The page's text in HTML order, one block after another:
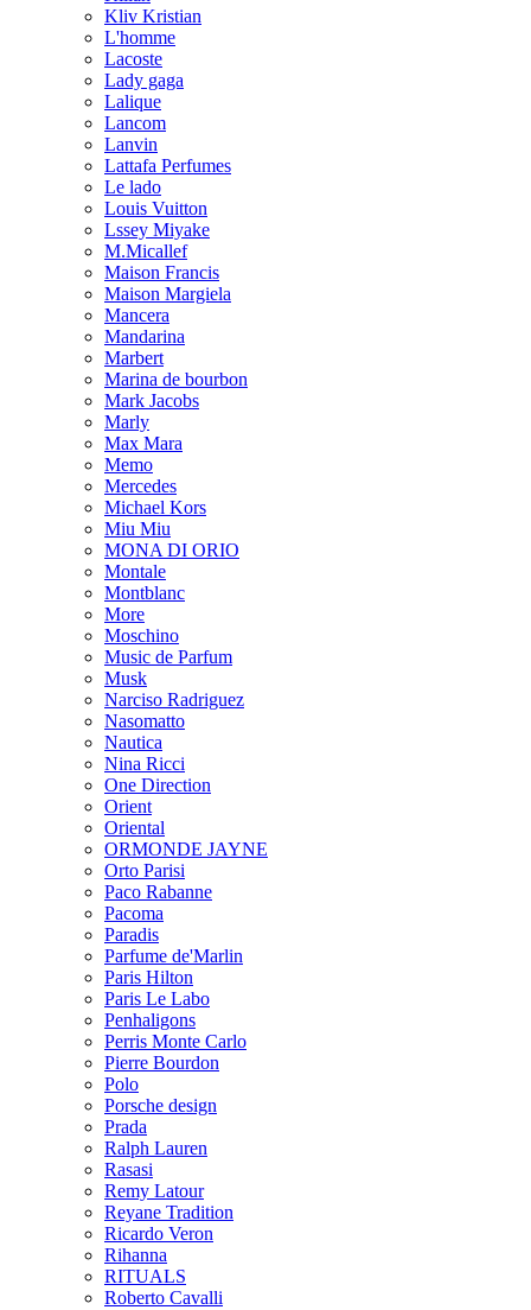
Kliv Kristian
L'homme
Lacoste
Lady gaga
Lalique
Lancom
Lanvin
Lattafa Perfumes
Le lado
Louis Vuitton
Lssey Miyake
M.Micallef
Maison Francis
Maison Margiela
Mancera
Mandarina
Marbert
Marina de bourbon
Mark Jacobs
Marly
Max Mara
Memo
Mercedes
Michael Kors
Miu Miu
MONA DI ORIO
Montale
Montblanc
More
Moschino
Music de Parfum
Musk
Narciso Radriguez
Nasomatto
Nautica
Nina Ricci
One Direction
Orient
Oriental
ORMONDE JAYNE
Orto Parisi
Paco Rabanne
Pacoma
Paradis
Parfume de'Marlin
Paris Hilton
Paris Le Labo
Penhaligons
Perris Monte Carlo
Pierre Bourdon
Polo
Porsche design
Prada
Ralph Lauren
Rasasi
Remy Latour
Reyane Tradition
Ricardo Veron
Rihanna
RITUALS
Roberto Cavalli